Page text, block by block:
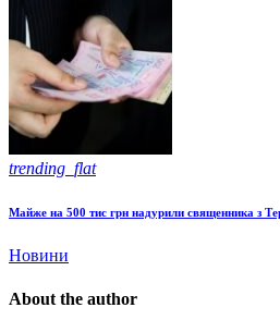
trending_flat
Майже на 500 тис грн надурили священника з
Новини
About the author